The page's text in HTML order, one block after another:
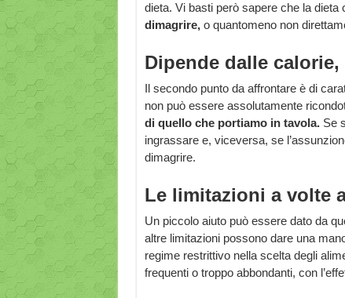
dieta. Vi basti però sapere che la dieta
dimagrire, o quantomeno non
Dipende dalle
Il secondo punto da affrontare è di
non può essere assolutamente
di quello che portiamo in tavola.Se
ingrassare e, viceversa, se
dimagrire.
Le limitazioni a volte
Un piccolo aiuto può essere dato da
altre limitazioni possono dare una
regime restrittivo nella scelta degli
frequenti o troppo abbondanti, con